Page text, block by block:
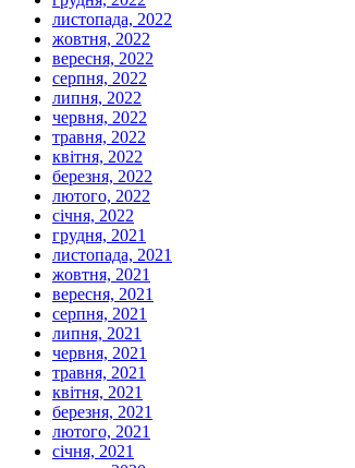
листопада, 2022
жовтня, 2022
вересня, 2022
серпня, 2022
липня, 2022
червня, 2022
травня, 2022
квітня, 2022
березня, 2022
лютого, 2022
січня, 2022
грудня, 2021
листопада, 2021
жовтня, 2021
вересня, 2021
серпня, 2021
липня, 2021
червня, 2021
травня, 2021
квітня, 2021
березня, 2021
лютого, 2021
січня, 2021